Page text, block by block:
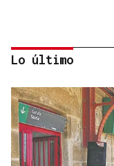
Lo último